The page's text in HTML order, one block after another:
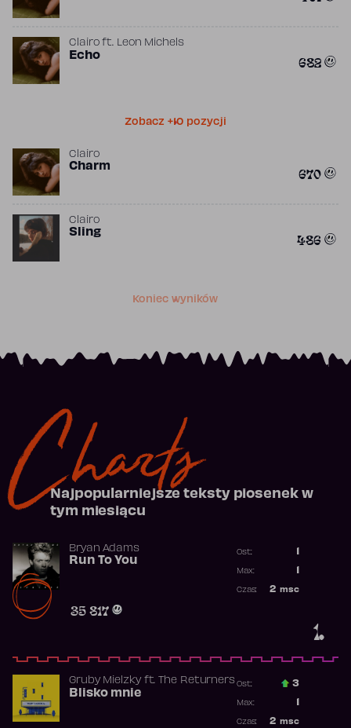
Clairoft. Leon Michels
Echo 682
Zobacz +10 pozycji
Clairo
Charm 670
Clairo
Sling 486
Koniec wyników
Charts
Najpopularniejsze teksty piosenek w
tym miesiącu
1.
Bryan Adams
Run To You
35 817
Ost.:
Max:
2 msc
Czas:
Gruby Mielzkyft. The Returners
Blisko mnie
Ost.: 3
Max:
2 msc
Czas: